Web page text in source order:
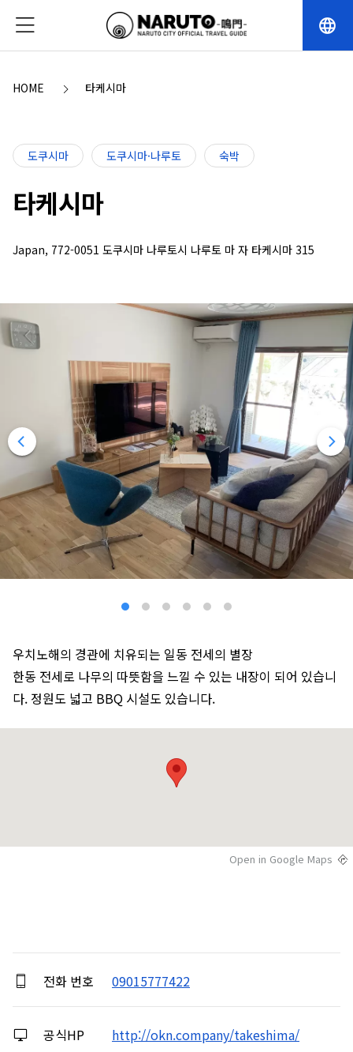
language
HOME 타케시마
도쿠시마 도쿠시마·나루토 숙박
타케시마
Japan, 772-0051 도쿠시마 나루토시 나루토 마 자 타케시마 315
우치노해의 경관에 치유되는 일동 전세의 별장
한동 전세로 나무의 따뜻함을 느낄 수 있는 내장이 되어 있습니
다. 정원도 넓고 BBQ 시설도 있습니다.
Open in Google Maps
전화 번호 09015777422
공식HP http://okn.company/takeshima/